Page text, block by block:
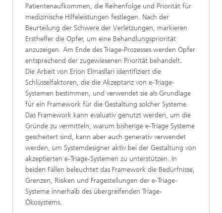
Patientenaufkommen, die Reihenfolge und Priorität für
medizinische Hilfeleistungen festlegen. Nach der
Beurteilung der Schwere der Verletzungen, markieren
Ersthelfer die Opfer, um eine Behandlungspriorität
anzuzeigen. Am Ende des Triage-Prozesses werden Opfer
entsprechend der zugewiesenen Priorität behandelt.
Die Arbeit von Erion Elmasllari identifiziert die
Schlüsselfaktoren, die die Akzeptanz von e-Triage-
Systemen bestimmen, und verwendet sie als Grundlage
für ein Framework für die Gestaltung solcher Systeme.
Das Framework kann evaluativ genutzt werden, um die
Gründe zu vermitteln, warum bisherige e-Triage Systeme
gescheitert sind, kann aber auch generativ verwendet
werden, um Systemdesigner aktiv bei der Gestaltung von
akzeptierten e-Triage-Systemen zu unterstützen. In
beiden Fällen beleuchtet das Framework die Bedürfnisse,
Grenzen, Risiken und Fragestellungen der e-Triage-
Systeme innerhalb des übergreifenden Triage-
Ökosystems.